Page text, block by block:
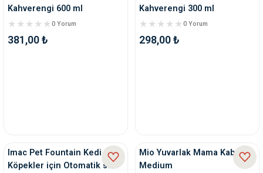
Kahverengi 600 ml
0 Yorum
381,00 ₺
Kahverengi 300 ml
0 Yorum
298,00 ₺
Imac Pet Fountain Kedi ve
Köpekler için Otomatik su
Mio Yuvarlak Mama Kabı -
Medium